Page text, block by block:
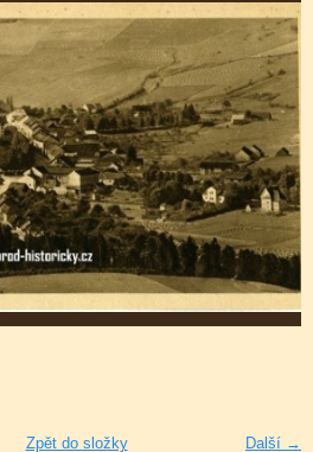
Další →
Zpět do složky